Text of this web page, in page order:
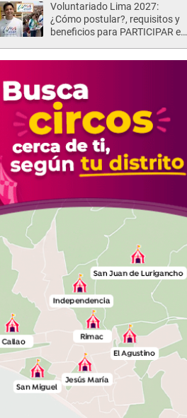
Voluntariado Lima 2027:
¿Cómo postular?, requisitos y
beneficios para PARTICIPAR en